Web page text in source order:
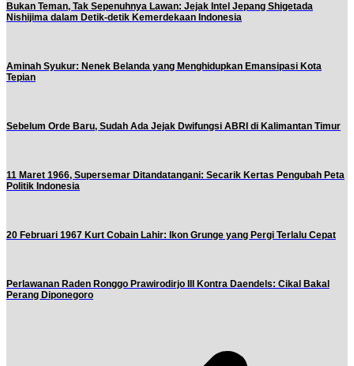
Bukan Teman, Tak Sepenuhnya Lawan: Jejak Intel Jepang Shigetada
Nishijima dalam Detik-detik Kemerdekaan Indonesia
Aminah Syukur: Nenek Belanda yang Menghidupkan Emansipasi Kota
Tepian
Sebelum Orde Baru, Sudah Ada Jejak Dwifungsi ABRI di Kalimantan Timur
11 Maret 1966, Supersemar Ditandatangani: Secarik Kertas Pengubah Peta
Politik Indonesia
20 Februari 1967 Kurt Cobain Lahir: Ikon Grunge yang Pergi Terlalu Cepat
Perlawanan Raden Ronggo Prawirodirjo III Kontra Daendels: Cikal Bakal
Perang Diponegoro